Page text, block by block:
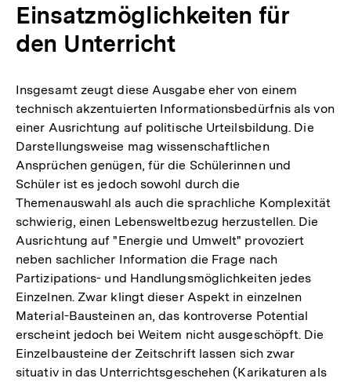
Einsatzmöglichkeiten für
den Unterricht
Insgesamt zeugt diese Ausgabe eher von einem
technisch akzentuierten Informationsbedürfnis als von
einer Ausrichtung auf politische Urteilsbildung. Die
Darstellungsweise mag wissenschaftlichen
Ansprüchen genügen, für die Schülerinnen und
Schüler ist es jedoch sowohl durch die
Themenauswahl als auch die sprachliche Komplexität
schwierig, einen Lebensweltbezug herzustellen. Die
Ausrichtung auf "Energie und Umwelt" provoziert
neben sachlicher Information die Frage nach
Partizipations- und Handlungsmöglichkeiten jedes
Einzelnen. Zwar klingt dieser Aspekt in einzelnen
Material-Bausteinen an, das kontroverse Potential
erscheint jedoch bei Weitem nicht ausgeschöpft. Die
Einzelbausteine der Zeitschrift lassen sich zwar
situativ in das Unterrichtsgeschehen (Karikaturen als